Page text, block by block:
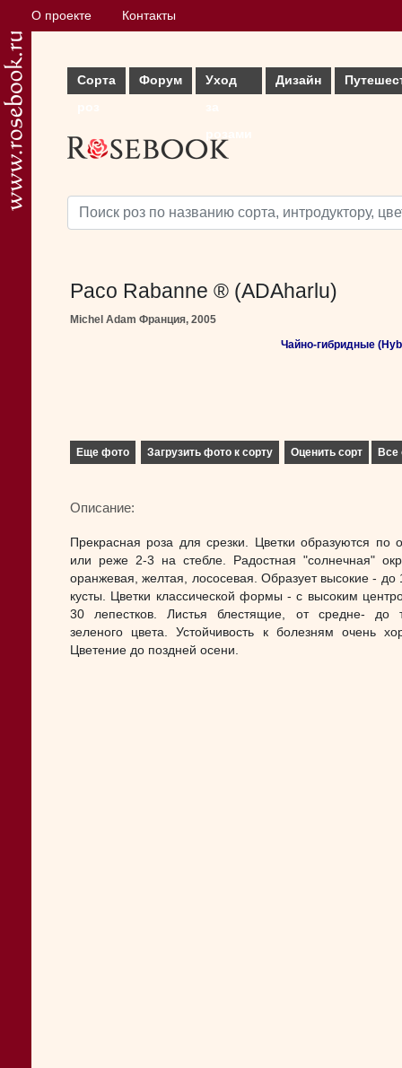
О проекте Контакты
Сорта
Форум
Уход
Дизайн
Paco Rabanne ® (ADAharlu)
Michel Adam Франция, 2005
Чайно-гибридные
Еще фото Загрузить фото к сорту Оценить сорт Все
Описание:
Прекрасная роза для срезки. Цветки образуются по
или реже 2-3 на стебле. Радостная "солнечная"
оранжевая, желтая, лососевая. Образует высокие - до
кусты. Цветки классической формы - с высоким
30 лепестков. Листья блестящие, от средне- до
зеленого цвета. Устойчивость к болезням очень
Цветение до поздней осени.